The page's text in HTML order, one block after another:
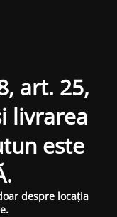
art. 25,
livrarea
este
despre locația